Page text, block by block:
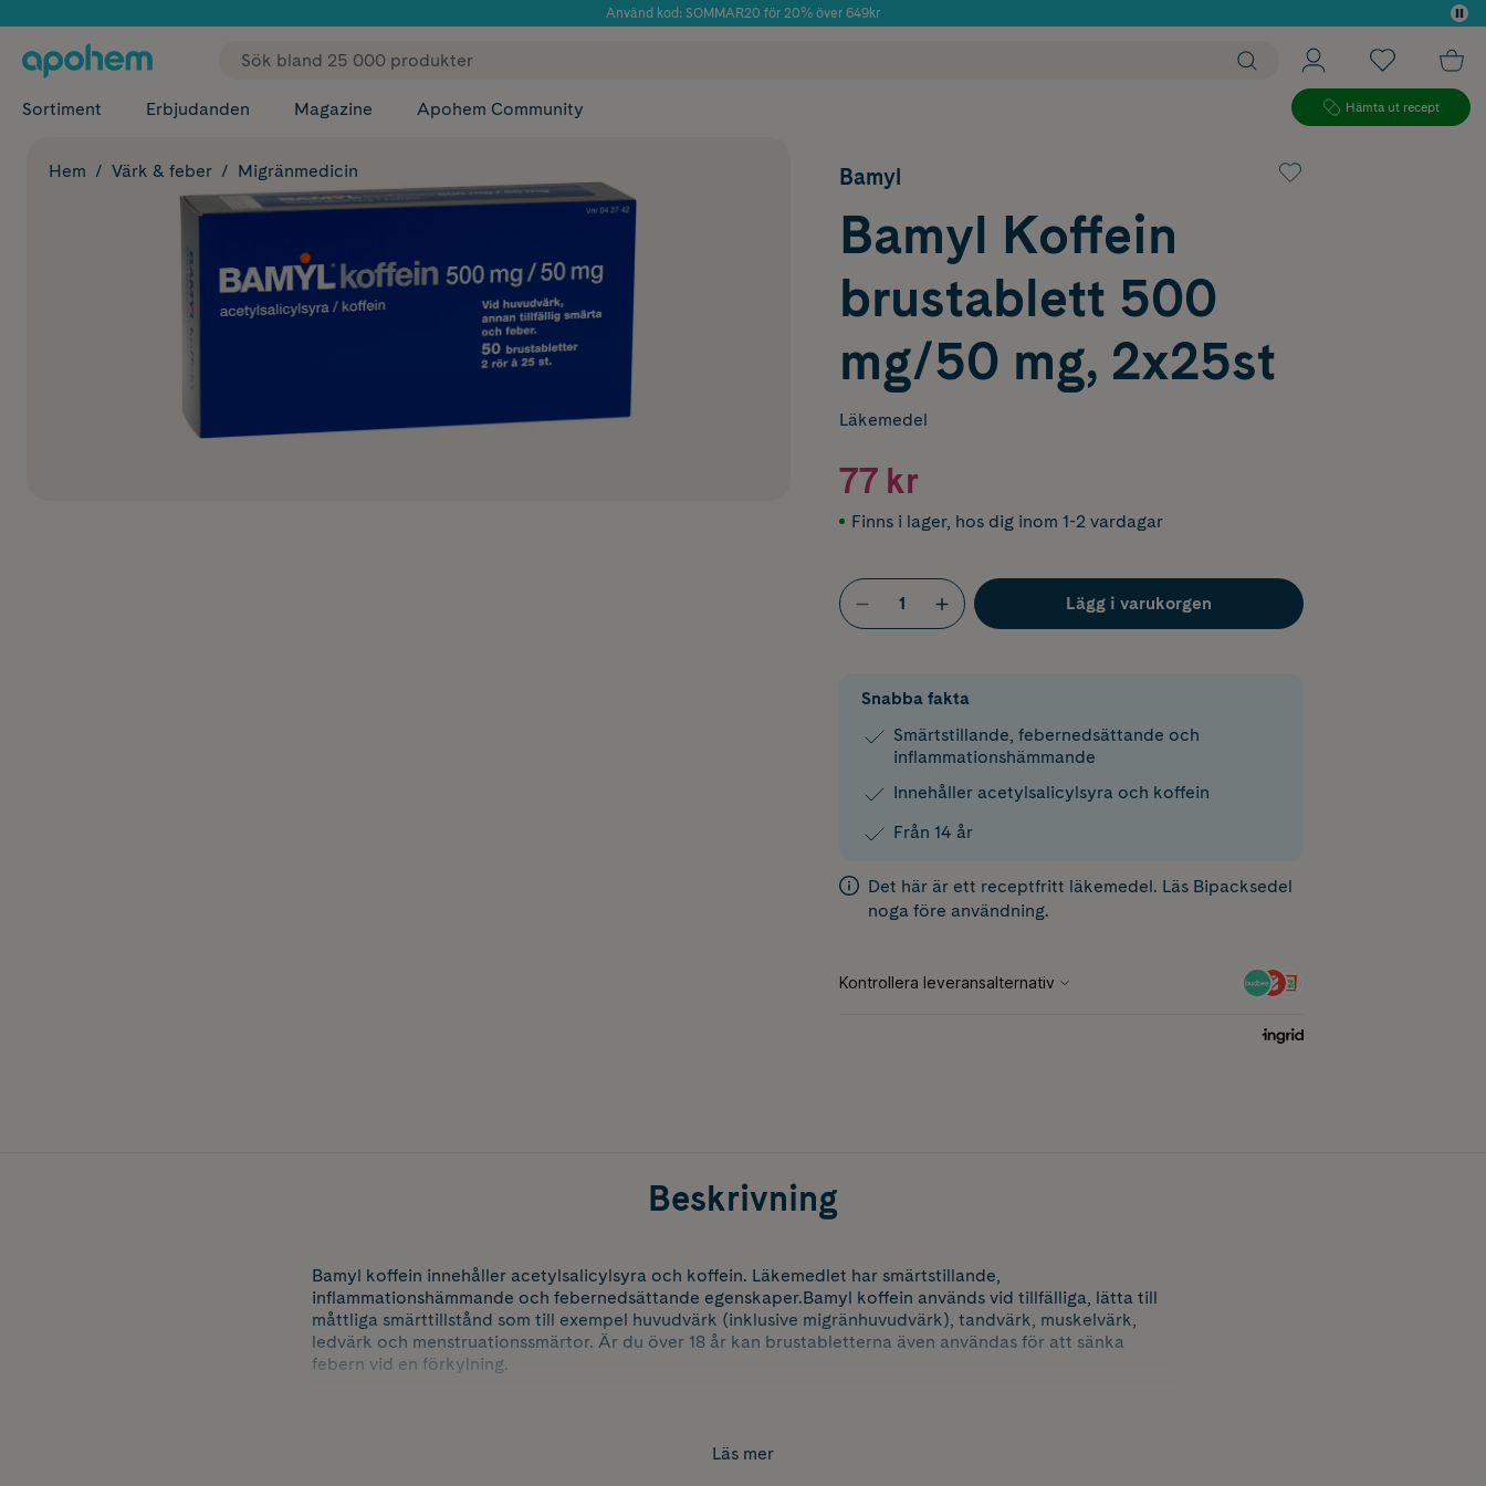
Använd kod: SOMMAR20 för 20% över 649kr
✓ Fri frakt
Sortiment Erbjudanden Magazine Apohem Community Hämta ut recept
Hem Värk & feber Migränmedicin Bamyl
Bamyl Koffein
brustablett 500
mg/50 mg, 2x25st
Läkemedel
77 kr
Finns i lager, hos dig inom 1-2 vardagar
Lägg i varukorgen
Snabba fakta
Smärtstillande, febernedsättande och
inflammationshämmande
Innehåller acetylsalicylsyra och koffein
Från 14 år
Det här är ett receptfritt läkemedel. Läs Bipacksedel
noga före användning.
Beskrivning
Bamyl koffein innehåller acetylsalicylsyra och koffein. Läkemedlet har smärtstillande,
inflammationshämmande och febernedsättande egenskaper.Bamyl koffein används vid tillfälliga, lätta till
måttliga smärttillstånd som till exempel huvudvärk (inklusive migränhuvudvärk), tandvärk, muskelvärk,
ledvärk och menstruationssmärtor. Är du över 18 år kan brustabletterna även användas för att sänka
febern vid en förkylning.
Bamyl koffein brustabletter ger med vatten en klar lösning som är skonsammare mot magen än vanliga
Läs mer